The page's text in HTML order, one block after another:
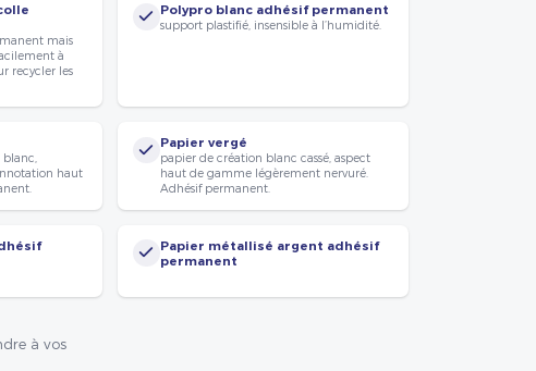
mais
à
recycler les
Polypro blanc adhésif permanent
support plastifié, insensible à l’humidité.
haut
Papier vergé
papier de création blanc cassé, aspect
haut de gamme légèrement nervuré.
Adhésif permanent.
Papier métallisé argent adhésif
permanent
à vos